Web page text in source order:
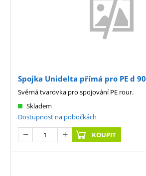
Spojka Unidelta přímá pro PE d 90
Skladem
Dostupnost na pobočkách
KOUPIT
Svěrná tvarovka pro spojování PE rour.